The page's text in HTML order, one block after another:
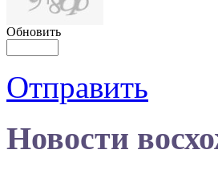
Обновить
Отправить
Новости